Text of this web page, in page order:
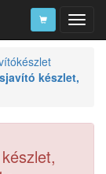
készlet,